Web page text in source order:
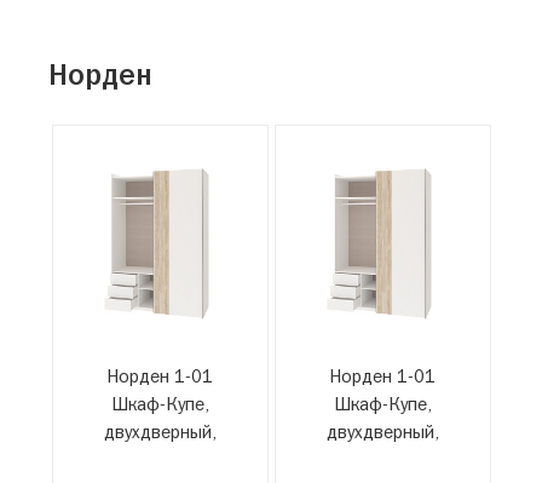
Норден
Норден 1-01
Шкаф-Купе,
двухдверный,
Норден 1-01
Шкаф-Купе,
двухдверный,